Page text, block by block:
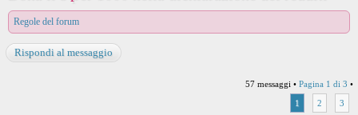
Regole del forum
Rispondi al messaggio
57 messaggi • Pagina 1 di 3 •
1
2 3